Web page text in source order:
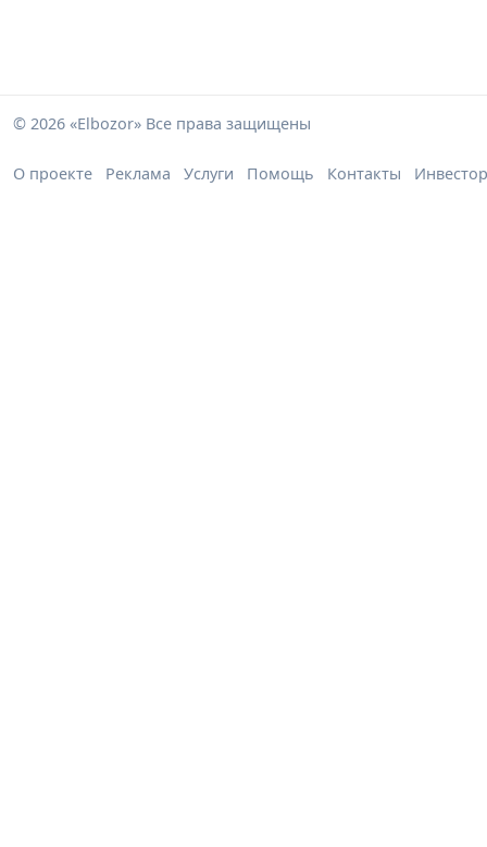
© 2026 «Elbozor» Все права защищены
О проекте Реклама Услуги Помощь Контакты